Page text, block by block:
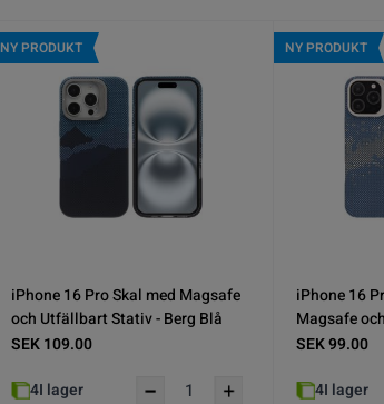
NY PRODUKT
iPhone 16 Pro Skal med Magsafe
och Utfällbart Stativ - Blå/Guld
SEK 99.00
1I lager
NY PRODUKT
iPhone 16
Magsafe
Randig Blå
SEK 99.00
6I lager